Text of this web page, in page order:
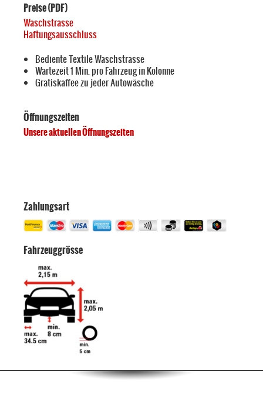
Preise (PDF)
Waschstrasse
Haftungsausschluss
Bediente Textile Waschstrasse
Wartezeit 1 Min. pro Fahrzeug in Kolonne
Gratiskaffee zu jeder Autowäsche
Öffnungszeiten
Unsere aktuellen Öffnungszeiten
Zahlungsart
Fahrzeuggrösse